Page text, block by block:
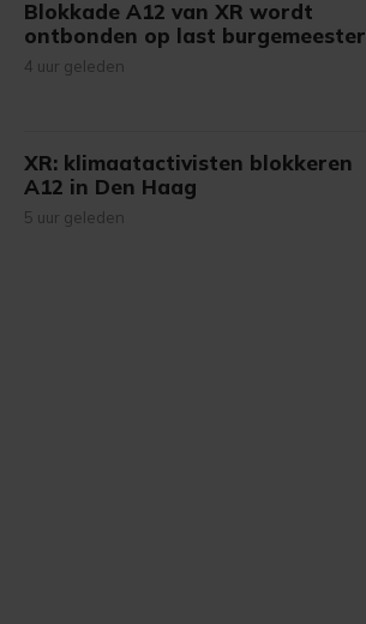
Blokkade A12 van XR wordt
ontbonden op last burgemeester
4 uur geleden
XR: klimaatactivisten blokkeren
A12 in Den Haag
5 uur geleden